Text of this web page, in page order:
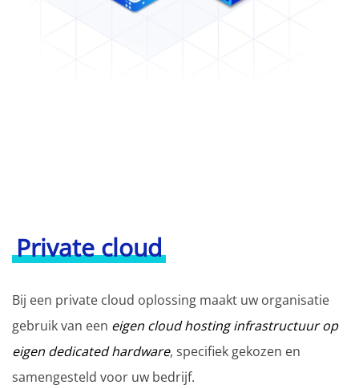
Private cloud
Bij een private cloud oplossing maakt uw organisatie
gebruik van een eigen cloud hosting infrastructuur op
eigen dedicated hardware, specifiek gekozen en
samengesteld voor uw bedrijf.